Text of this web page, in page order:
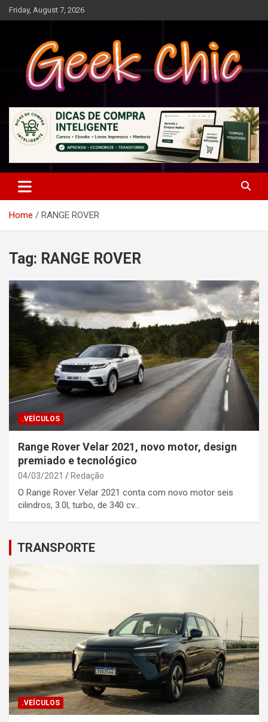
Skip
to
Friday, August 7, 2026
Geek Chic
Home RANGE ROVER
Tag: RANGE ROVER
.VEÍCULOS
Range Rover Velar 2021, novo motor, design
premiado e tecnológico
04/03/2021 Redação
O Range Rover Velar 2021 conta com novo motor seis
cilindros, 3.0l, turbo, de 340 cv…
TRANSPORTE
.VEÍCULOS